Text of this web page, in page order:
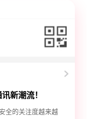
新潮流！
全的关注度越来越